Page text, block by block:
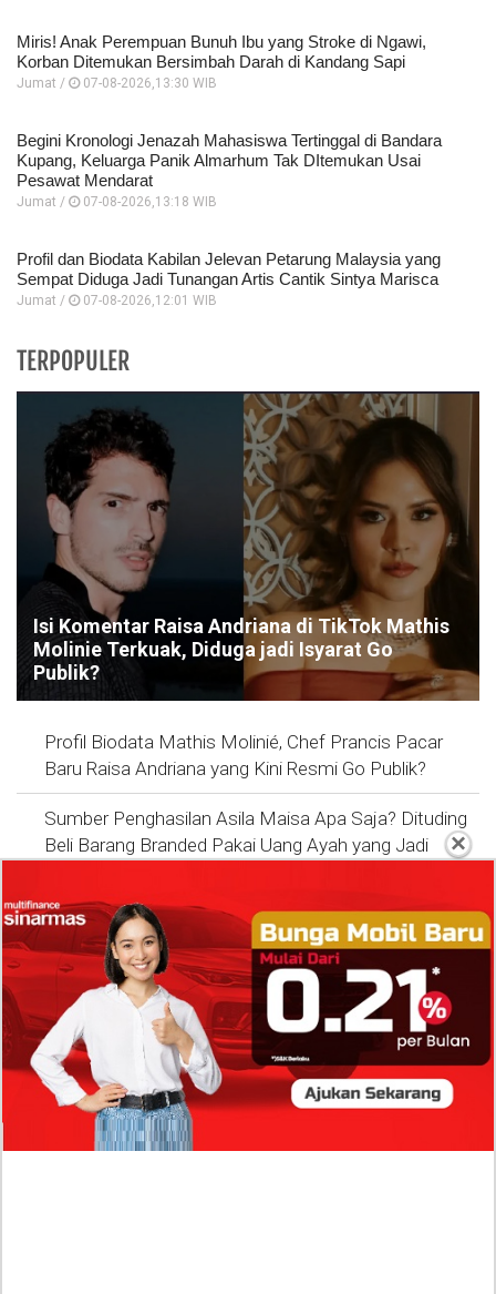
×
Miris! Anak Perempuan Bunuh Ibu yang Stroke di Ngawi,
Korban Ditemukan Bersimbah Darah di Kandang Sapi
Jumat / 07-08-2026,13:30 WIB
Begini Kronologi Jenazah Mahasiswa Tertinggal di Bandara
Kupang, Keluarga Panik Almarhum Tak DItemukan Usai
Pesawat Mendarat
Jumat / 07-08-2026,13:18 WIB
Profil dan Biodata Kabilan Jelevan Petarung Malaysia yang
Sempat Diduga Jadi Tunangan Artis Cantik Sintya Marisca
Jumat / 07-08-2026,12:01 WIB
TERPOPULER
Isi Komentar Raisa Andriana di TikTok Mathis
Molinie Terkuak, Diduga jadi Isyarat Go
Publik?
Profil Biodata Mathis Molinié, Chef Prancis Pacar
Baru Raisa Andriana yang Kini Resmi Go Publik?
Sumber Penghasilan Asila Maisa Apa Saja? Dituding
Beli Barang Branded Pakai Uang Ayah yang Jadi
Dugaan Bullying: Siswa MTs Pati Kehilangan 2 Jari,
Intip Dua Versi Kronologinya
Isu Reshuffle Kabinet Prabowo Menguat, Faktor Ini
Diduga jadi Penentu Perubahan Pengurusan!
Profil Harits Muhammad Albar: Suami Nabila Gardena
yang Punya Karier Mentereng Sang Ahli Keuangan di
Firma Konsultan Global